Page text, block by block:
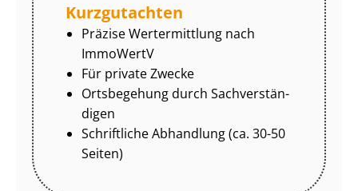
Kurzgutachten
Präzise Wertermittlung nach
ImmoWertV
Für private Zwecke
Ortsbegehung durch Sach­ver­stän­
di­gen
Schriftliche Abhandlung (ca. 30-50
Seiten)